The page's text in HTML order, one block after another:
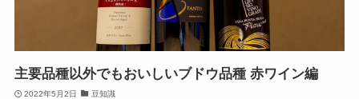
主要品種以外でもおいしいブドウ品種 赤ワイン編
2022年5月2日 豆知識